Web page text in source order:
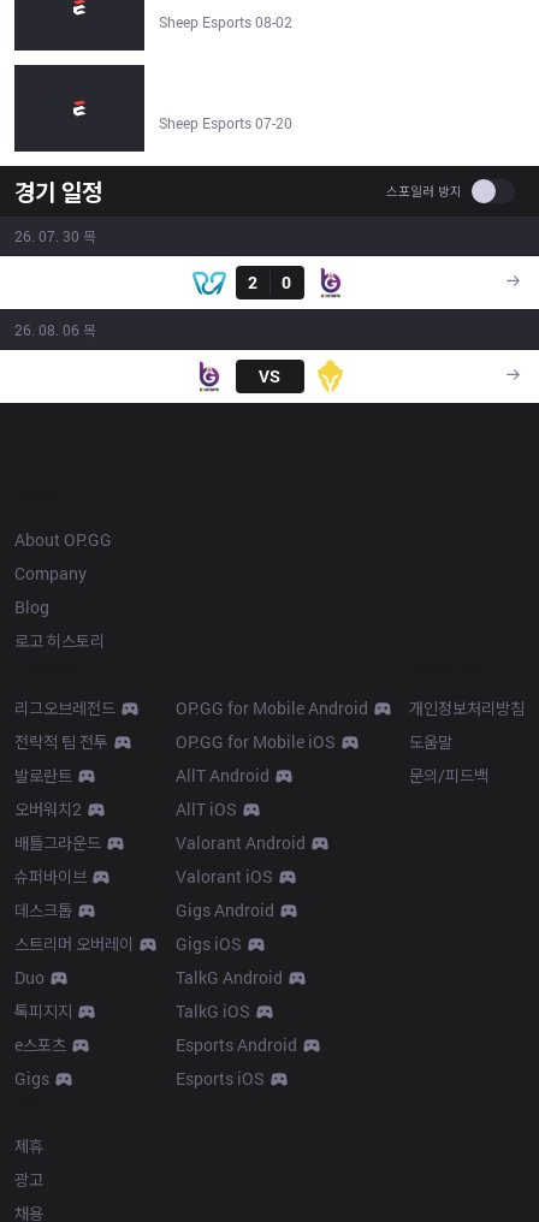
Sheep Esports 08-02
Sheep Esports 07-20
경기 일정 스포일러 방지 Use
26. 07. 30 목
2
0
26. 08. 06 목
VS
About OP.GG
Company
Blog
로고 히스토리
리그오브레전드
전략적 팀 전투
발로란트
오버워치2
배틀그라운드
슈퍼바이브
데스크톱
스트리머 오버레이
Duo
톡피지지
e스포츠
Gigs
OP.GG for Mobile Android
OP.GG for Mobile iOS
AllT Android
AllT iOS
Valorant Android
Valorant iOS
Gigs Android
Gigs iOS
TalkG Android
TalkG iOS
Esports Android
Esports iOS
개인정보처리방침
도움말
문의/피드백
제휴
광고
채용